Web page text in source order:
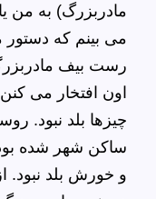
مادربزرگ) به من
می بینم که دستور
رست بیف
اون افتخار می
چیزها بلد نبود.
ساکن شهر شده
و خورش بلد نبود.